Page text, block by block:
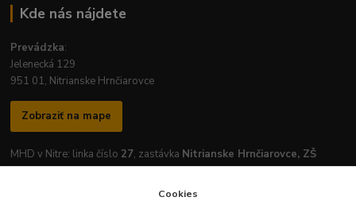
Kde nás nájdete
Prevádzka:
Jelenecká 129
951 01, Nitrianske Hrnčiarovce
Zobraziť na mape
MHD v Nitre: linka číslo 27, zastávka Nitrianske Hrnčiarovce, ZŠ
Cookies